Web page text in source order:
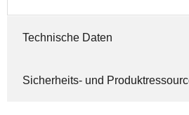
Technische Daten
Sicherheits- und